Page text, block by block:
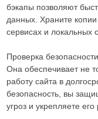
бэкапы позволяют
данных. Храните
сервисах и локальных
Проверка
Она обеспечивает не
работу сайта в
безопасность, вы
угроз и укрепляете его